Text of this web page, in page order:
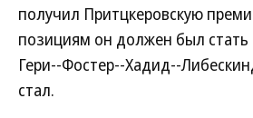
получил Притцкеровскую
позициям он должен был
Гери--Фостер--Хадид--
стал.